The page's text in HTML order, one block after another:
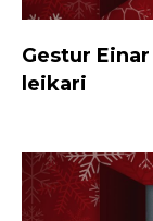
Gestur
leikari